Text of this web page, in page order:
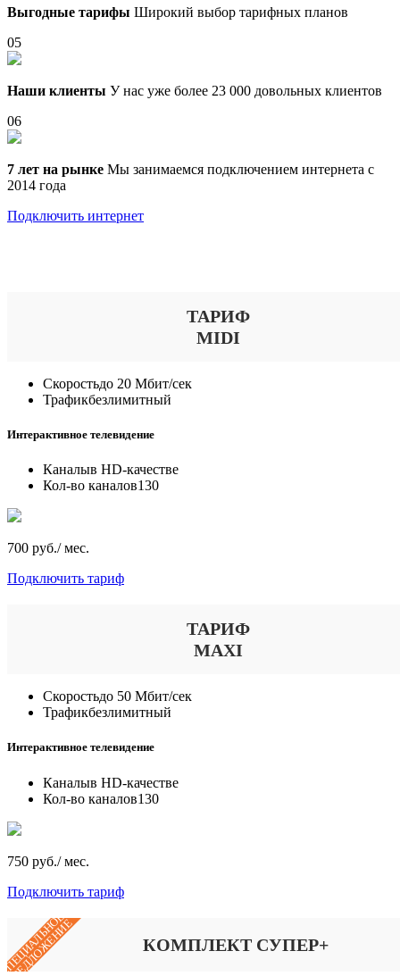
Выгодные тарифы Широкий выбор тарифных планов
05
Наши клиенты У нас уже более 23 000 довольных клиентов
06
7 лет на рынке Мы занимаемся подключением интернета с
2014 года
Подключить интернет
ТАРИФ
MIDI
Скоростьдо 20 Мбит/сек
Трафикбезлимитный
Интерактивное телевидение
Каналыв HD-качестве
Кол-во каналов130
700 руб./ мес.
Подключить тариф
ТАРИФ
MAXI
Скоростьдо 50 Мбит/сек
Трафикбезлимитный
Интерактивное телевидение
Каналыв HD-качестве
Кол-во каналов130
750 руб./ мес.
Подключить тариф
ПРЕДЛОЖЕНИЕ КОМПЛЕКТ СУПЕР+